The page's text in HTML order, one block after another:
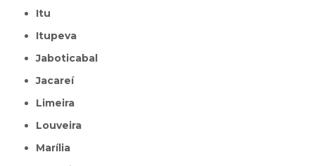
Itu
Itupeva
Jaboticabal
Jacareí
Limeira
Louveira
Marília